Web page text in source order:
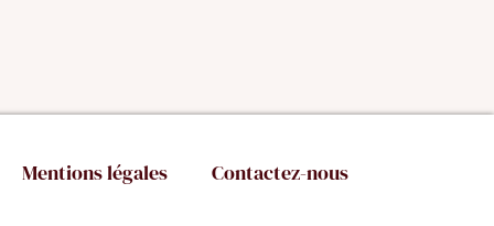
Mentions légales Contactez-nous